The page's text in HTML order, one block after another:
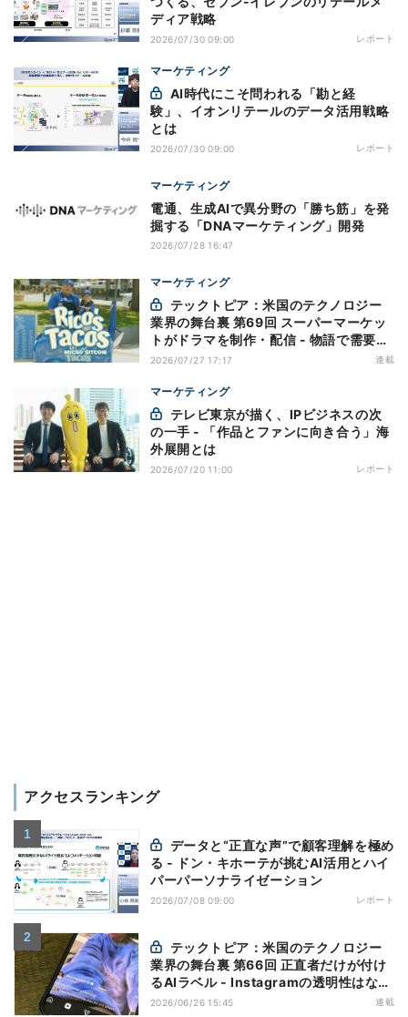
ディア戦略
2026/07/30 09:00 レポート
マーケティング
験」、イオンリテールのデータ活用戦略
とは
2026/07/30 09:00 レポート
マーケティング
電通、生成AIで異分野の「勝ち筋」を発
掘する「DNAマーケティング」開発
2026/07/28 16:47
マーケティング
業界の舞台裏 第69回 スーパーマーケッ
トがドラマを制作・配信 - 物語で需要を
演出する小売メディア
2026/07/27 17:17 連載
マーケティング
の一手 - 「作品とファンに向き合う」海
外展開とは
2026/07/20 11:00 レポート
アクセスランキング
る - ドン・キホーテが挑むAI活用とハイ
パーパーソナライゼーション
2026/07/08 09:00 レポート
業界の舞台裏 第66回 正直者だけが付け
るAIラベル - Instagramの透明性はなぜ
逆効果になり得るのか
2026/06/26 15:45 連載